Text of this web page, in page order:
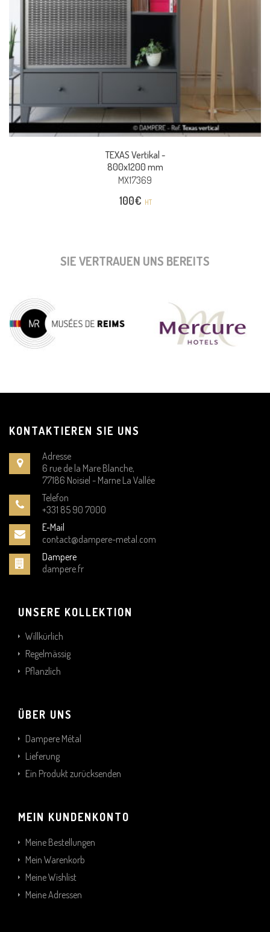
TEXAS Vertikal -
800x1200 mm
MX17369
100€ HT
SIE VERTRAUEN UNS BEREITS
KONTAKTIEREN SIE UNS
Adresse
6 rue de la Mare Blanche,
77186 Noisiel - Marne La Vallée
Telefon
+331 85 90 7000
E-Mail
contact@dampere-metal.com
Dampere
dampere.fr
UNSERE KOLLEKTION
Willkürlich
Regelmässig
Pflanzlich
ÜBER UNS
Dampere Métal
Lieferung
Ein Produkt zurücksenden
MEIN KUNDENKONTO
Meine Bestellungen
Mein Warenkorb
Meine Wishlist
Meine Adressen